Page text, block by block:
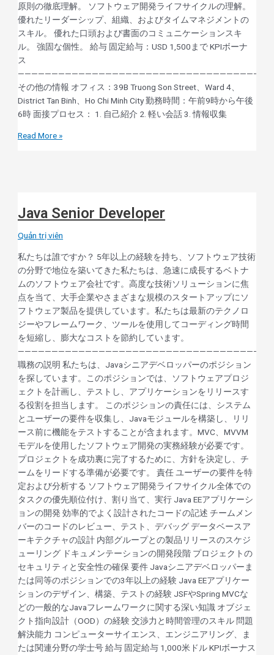
原則の徹底理解。 ソフトウェア開発ライフサイクルの理解。
優れたリーダーシップ、組織、およびタイムマネジメントの
スキル。 優れた口頭および書面のコミュニケーションスキ
ル。 強固な個性。 給与 固定給与：USD 1,500まで KPIボーナ
ス
その他の情報 オフィス：39B Truong Son Street、Ward 4、
District Tan Binh、Ho Chi Minh City 勤務時間：午前9時から午後
6時 面接プロセス： 1. 自己紹介 2. 軽い会話 3. 情報収集
Read More »
Java Senior Developer
Quản trị viên
私たちは誰ですか？ 5年以上の経験を持ち、ソフトウェア技術
の分野で地位を築いてきた私たちは、急速に成長するベトナ
ムのソフトウェア会社です。高度な技術ソリューションに焦
点を当て、大手企業やさまざまな規模のスタートアップにソ
フトウェア製品を提供しています。私たちは最新のテクノロ
ジーやフレームワーク、ツールを使用してコーディング時間
を短縮し、膨大なコストを節約しています。
職務の説明 私たちは、Javaシニアデベロッパーのポジション
を探しています。このポジションでは、ソフトウェアプロジ
ェクトを計画し、テストし、アプリケーションをリリースす
る役割を担当します。 このポジションの責任には、システム
とユーザーの要件を収集し、Javaモジュールを構築し、リリ
ース前に機能をテストすることが含まれます。MVC、MVVM
モデルを使用したソフトウェア開発の実務経験が必要です。
プロジェクトを成功裏に完了するために、方針を決定し、チ
ームをリードする準備が必要です。 責任 ユーザーの要件を特
定および分析する ソフトウェア開発ライフサイクル全体での
タスクの優先順位付け、割り当て、実行 Java EEアプリケーシ
ョンの開発 効率的でよく設計されたコードの記述 チームメン
バーのコードのレビュー、テスト、デバッグ データベースア
ーキテクチャの設計 内部グループとの製品リリースのスケジ
ューリング ドキュメンテーションの開発段階 プロジェクトの
セキュリティと安全性の確保 要件 Javaシニアデベロッパーま
たは同等のポジションでの3年以上の経験 Java EEアプリケー
ションのデザイン、構築、テストの経験 JSFやSpring MVCな
どの一般的なJavaフレームワークに関する深い知識 オブジェ
クト指向設計（OOD）の経験 交渉力と時間管理のスキル 問題
解決能力 コンピューターサイエンス、エンジニアリング、ま
たは関連分野の学士号 給与 固定給与 1,000米ドル KPIボーナス